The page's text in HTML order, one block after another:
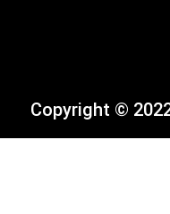
Copyright ©